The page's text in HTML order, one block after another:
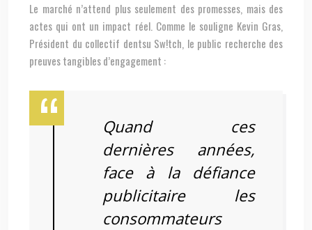
Le marché n’attend plus seulement des promesses, mais des
actes qui ont un impact réel. Comme le souligne Kevin Gras,
Président du collectif dentsu Sw!tch, le public recherche des
preuves tangibles d’engagement :
Quand ces
dernières années,
face à la défiance
publicitaire les
consommateurs